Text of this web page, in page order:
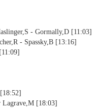
- Gormally,D [11:03]
- Spassky,B [13:16]
Lagrave,M [18:03]